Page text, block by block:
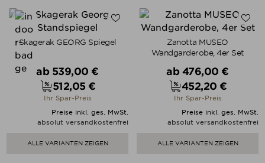
Skagerak GEORG Spiegel
Verkaufspreis
ab 539,00 €
Preis
512,05 €
Ihr Spar-Preis
Preise inkl. ges. MwSt.
absolut versandkostenfrei
ALLE VARIANTEN ZEIGEN
Zanotta MUSEO
Wandgarderobe, 4er Set
Verkaufspreis
ab 476,00 €
Preis
452,20 €
Ihr Spar-Preis
Preise inkl. ges. MwSt.
absolut versandkostenfrei
ALLE VARIANTEN ZEIGEN